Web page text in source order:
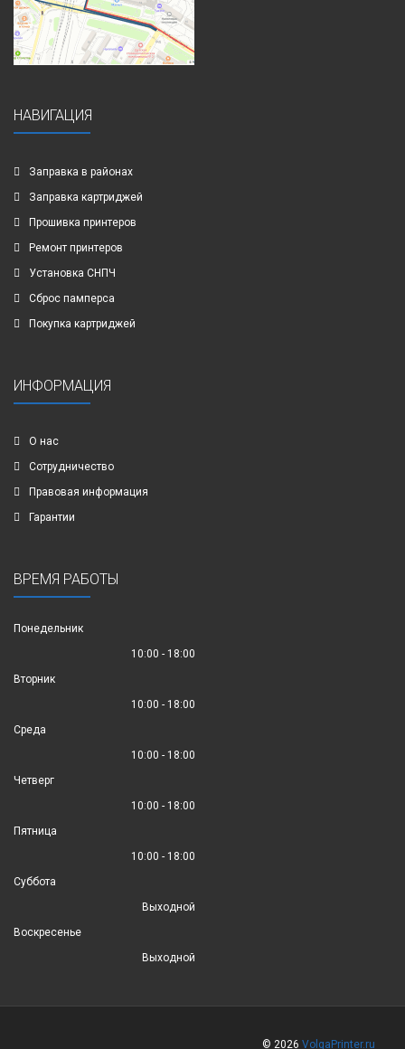
НАВИГАЦИЯ
Заправка в районах
Заправка картриджей
Прошивка принтеров
Ремонт принтеров
Установка СНПЧ
Сброс памперса
Покупка картриджей
ИНФОРМАЦИЯ
О нас
Сотрудничество
Правовая информация
Гарантии
ВРЕМЯ РАБОТЫ
Понедельник
10:00 - 18:00
Вторник
10:00 - 18:00
Среда
10:00 - 18:00
Четверг
10:00 - 18:00
Пятница
10:00 - 18:00
Суббота
Выходной
Воскресенье
Выходной
© 2026 VolgaPrinter.ru